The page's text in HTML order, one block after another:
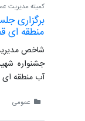
کمیته مدیریت
برگزاری
منطقه ای
شاخص
جشنواره
آب منطقه
عمومی